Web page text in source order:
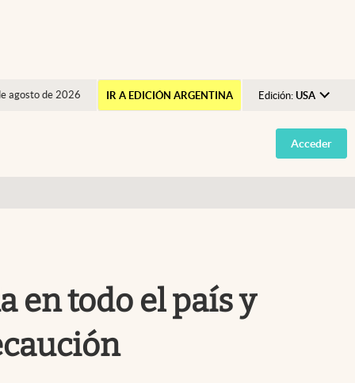
agosto de 2026 IR A EDICIÓN ARGENTINA Edición: USA
Argentina
España
Acceder
en todo el país y